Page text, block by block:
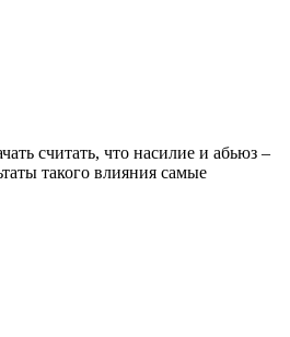
считать, что насилие и абьюз –
такого влияния самые